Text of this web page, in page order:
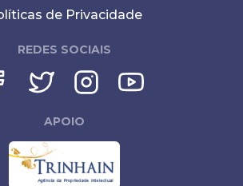
de Privacidade
REDES SOCIAIS
APOIO